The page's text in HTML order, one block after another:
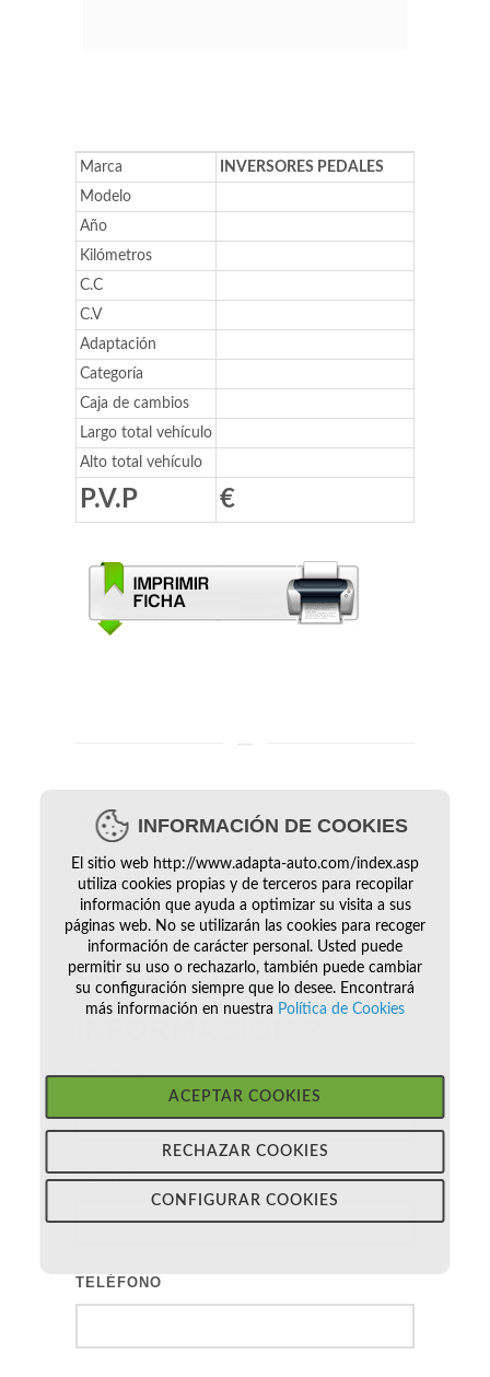
Marca
INVERSORES PEDALES
Modelo
Año
Kilómetros
C.C
C.V
Adaptación
Categoría
Caja de cambios
Largo total vehículo
Alto total vehículo
P.V.P €
Este dispositivo permite cambiar la posición
del pedal acelerador, de la derecha a la
izquierda.
¿ QUIERES MÁS
NOMBRE*
EMAIL*
TELÉFONO
INFORMACIÓN DE COOKIES
El sitio web http://www.adapta-auto.com/index.asp
utiliza cookies propias y de terceros para recopilar
información que ayuda a optimizar su visita a sus
páginas web. No se utilizarán las cookies para recoger
información de carácter personal. Usted puede
permitir su uso o rechazarlo, también puede cambiar
su configuración siempre que lo desee. Encontrará
más información en nuestra Política de Cookies
ACEPTAR COOKIES
RECHAZAR COOKIES
CONFIGURAR COOKIES